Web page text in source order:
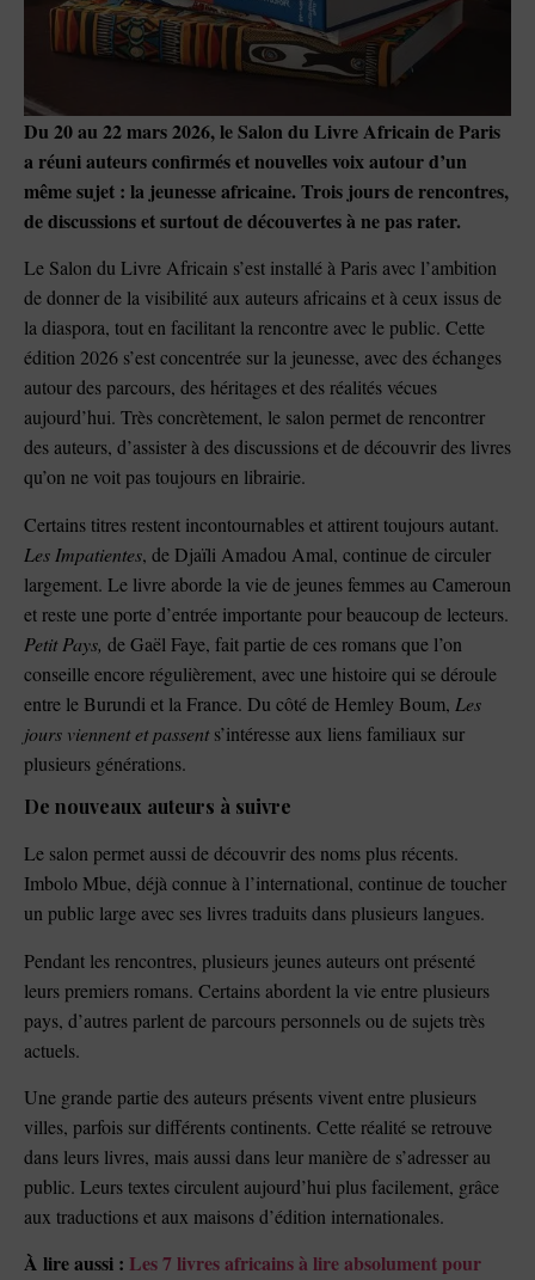
Du 20 au 22 mars 2026, le Salon du Livre Africain de Paris
a réuni auteurs confirmés et nouvelles voix autour d’un
même sujet : la jeunesse africaine. Trois jours de rencontres,
de discussions et surtout de découvertes à ne pas rater.
Le Salon du Livre Africain s’est installé à Paris avec l’ambition
de donner de la visibilité aux auteurs africains et à ceux issus de
la diaspora, tout en facilitant la rencontre avec le public. Cette
édition 2026 s’est concentrée sur la jeunesse, avec des échanges
autour des parcours, des héritages et des réalités vécues
aujourd’hui. Très concrètement, le salon permet de rencontrer
des auteurs, d’assister à des discussions et de découvrir des livres
qu’on ne voit pas toujours en librairie.
Certains titres restent incontournables et attirent toujours autant.
Les Impatientes, de Djaïli Amadou Amal, continue de circuler
largement. Le livre aborde la vie de jeunes femmes au Cameroun
et reste une porte d’entrée importante pour beaucoup de lecteurs.
Petit Pays, de Gaël Faye, fait partie de ces romans que l’on
conseille encore régulièrement, avec une histoire qui se déroule
entre le Burundi et la France. Du côté de Hemley Boum, Les
jours viennent et passents’intéresse aux liens familiaux sur
plusieurs générations.
De nouveaux auteurs à suivre
Le salon permet aussi de découvrir des noms plus récents.
Imbolo Mbue, déjà connue à l’international, continue de toucher
un public large avec ses livres traduits dans plusieurs langues.
Pendant les rencontres, plusieurs jeunes auteurs ont présenté
leurs premiers romans. Certains abordent la vie entre plusieurs
pays, d’autres parlent de parcours personnels ou de sujets très
actuels.
Une grande partie des auteurs présents vivent entre plusieurs
villes, parfois sur différents continents. Cette réalité se retrouve
dans leurs livres, mais aussi dans leur manière de s’adresser au
public. Leurs textes circulent aujourd’hui plus facilement, grâce
aux traductions et aux maisons d’édition internationales.
À lire aussi : Les 7 livres africains à lire absolument pour